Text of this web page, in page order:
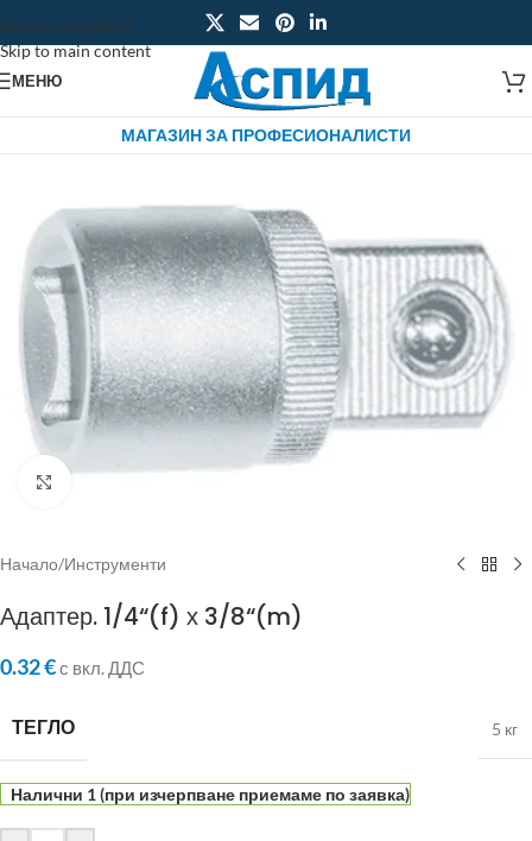
Skip to navigation
Skip to main content
МЕНЮ
МАГАЗИН ЗА ПРОФЕСИОНАЛИСТИ
Начало/Инструменти
Адаптер. 1/4“(f) х 3/8“(m)
0.32€с вкл. ДДС
ТЕГЛО 5 кг
Налични 1 (при изчерпване приемаме по заявка)